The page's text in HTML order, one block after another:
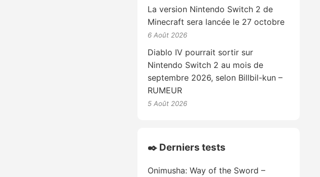
La version Nintendo Switch 2 de
Minecraft sera lancée le 27 octobre
6 Août 2026
Diablo IV pourrait sortir sur
Nintendo Switch 2 au mois de
septembre 2026, selon Billbil-kun –
RUMEUR
5 Août 2026
✒️ Derniers tests
Onimusha: Way of the Sword –